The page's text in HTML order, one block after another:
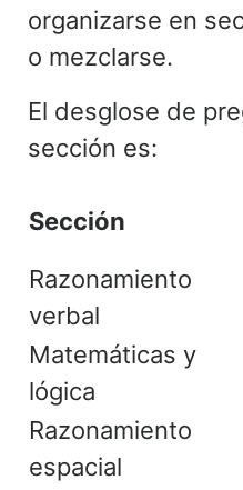
organizarse en
o mezclarse.
El desglose de
sección es:
Sección
Razonamiento
verbal
Matemáticas y
lógica
Razonamiento
espacial